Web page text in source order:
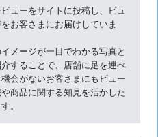
ューをサイトに投稿し、ビュ
お客さまにお届けしていま
メージが一目でわかる写真と
することで、店舗に足を運べ
会がないお客さまにもビュー
商品に関する知見を活かした
。